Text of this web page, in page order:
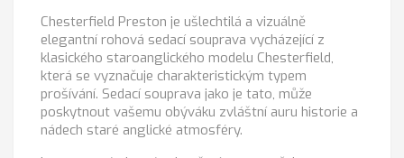
Chesterfield Preston je ušlechtilá a vizuálně
elegantní rohová sedací souprava vycházející z
klasického staroanglického modelu Chesterfield,
která se vyznačuje charakteristickým typem
prošívání. Sedací souprava jako je tato, může
poskytnout vašemu obýváku zvláštní auru historie a
nádech staré anglické atmosféry.